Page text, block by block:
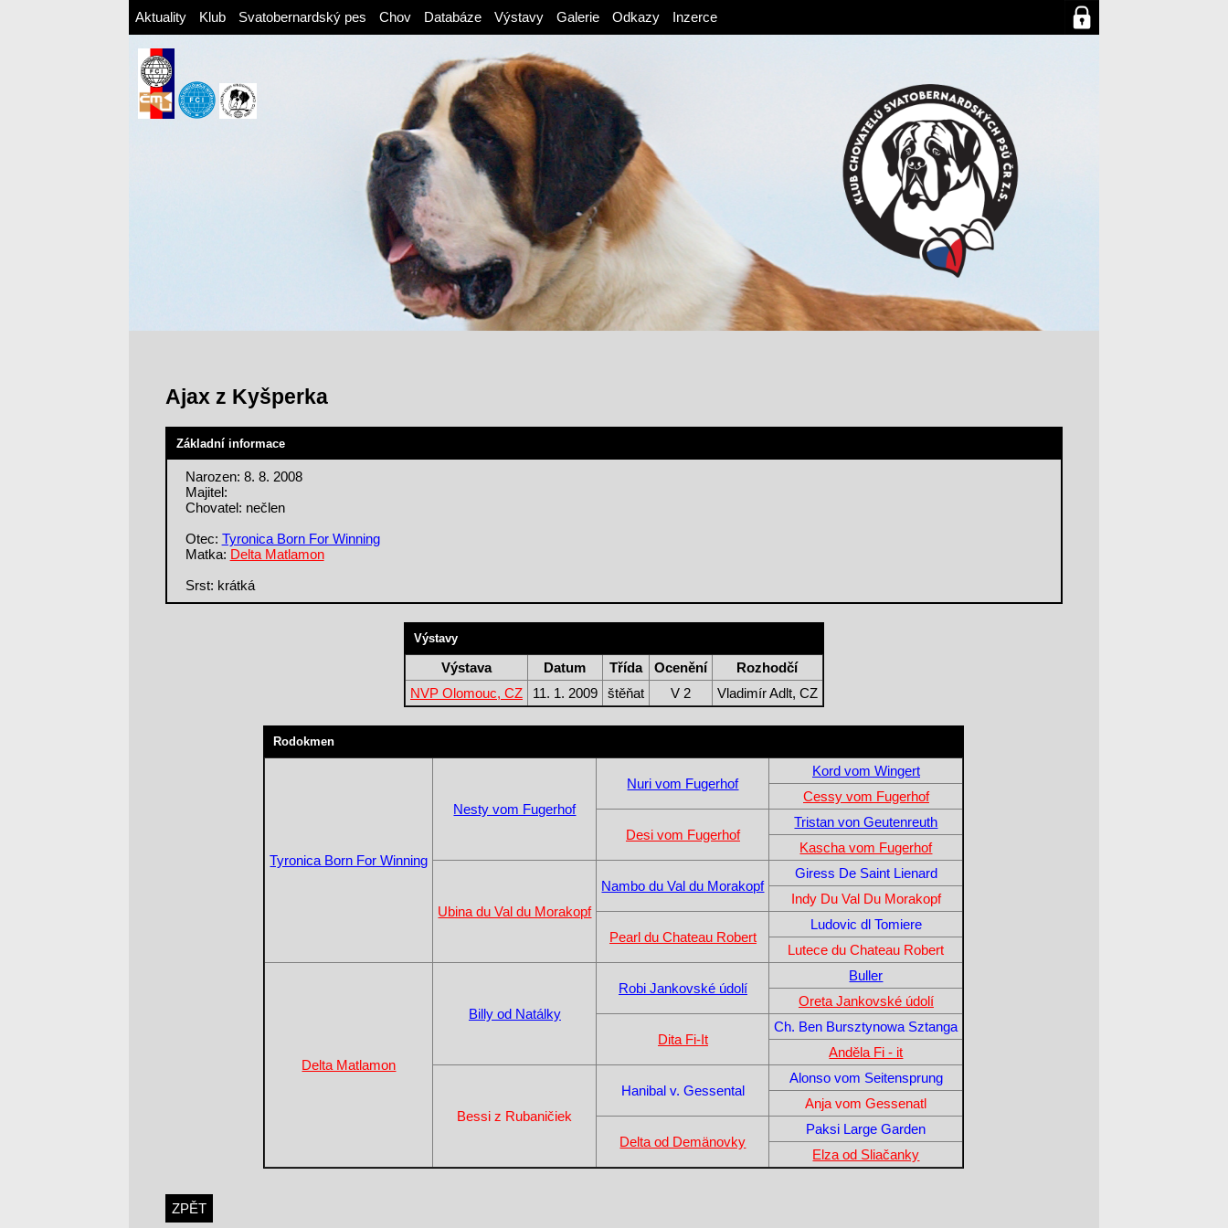
Aktuality Klub Svatobernardský pes Chov Databáze Výstavy Galerie Odkazy Inzerce
Ajax z Kyšperka
Základní informace
Narozen: 8. 8. 2008
Majitel:
Chovatel: nečlen
Otec: Tyronica Born For Winning
Matka: Delta Matlamon
Srst: krátká
Výstavy
Výstava Datum Třída Ocenění
Rozhodčí
NVP Olomouc, CZ
11. 1. 2009 štěňat V 2 Vladimír Adlt, CZ
Rodokmen
Tyronica Born For Winning
Nesty vom Fugerhof
Nuri vom Fugerhof
Kord vom Wingert
Cessy vom Fugerhof
Desi vom Fugerhof
Tristan von Geutenreuth
Kascha vom Fugerhof
Ubina du Val du Morakopf
Nambo du Val du Morakopf
Giress De Saint Lienard
Indy Du Val Du Morakopf
Pearl du Chateau Robert
Ludovic dl Tomiere
Lutece du Chateau Robert
Delta Matlamon
Billy od Natálky
Robi Jankovské údolí
Buller
Oreta Jankovské údolí
Dita Fi-It
Ch. Ben Bursztynowa Sztanga
Anděla Fi - it
Bessi z Rubaničiek
Hanibal v. Gessental
Alonso vom Seitensprung
Anja vom Gessenatl
Delta od Demänovky
Paksi Large Garden
Elza od Sliačanky
ZPĚT